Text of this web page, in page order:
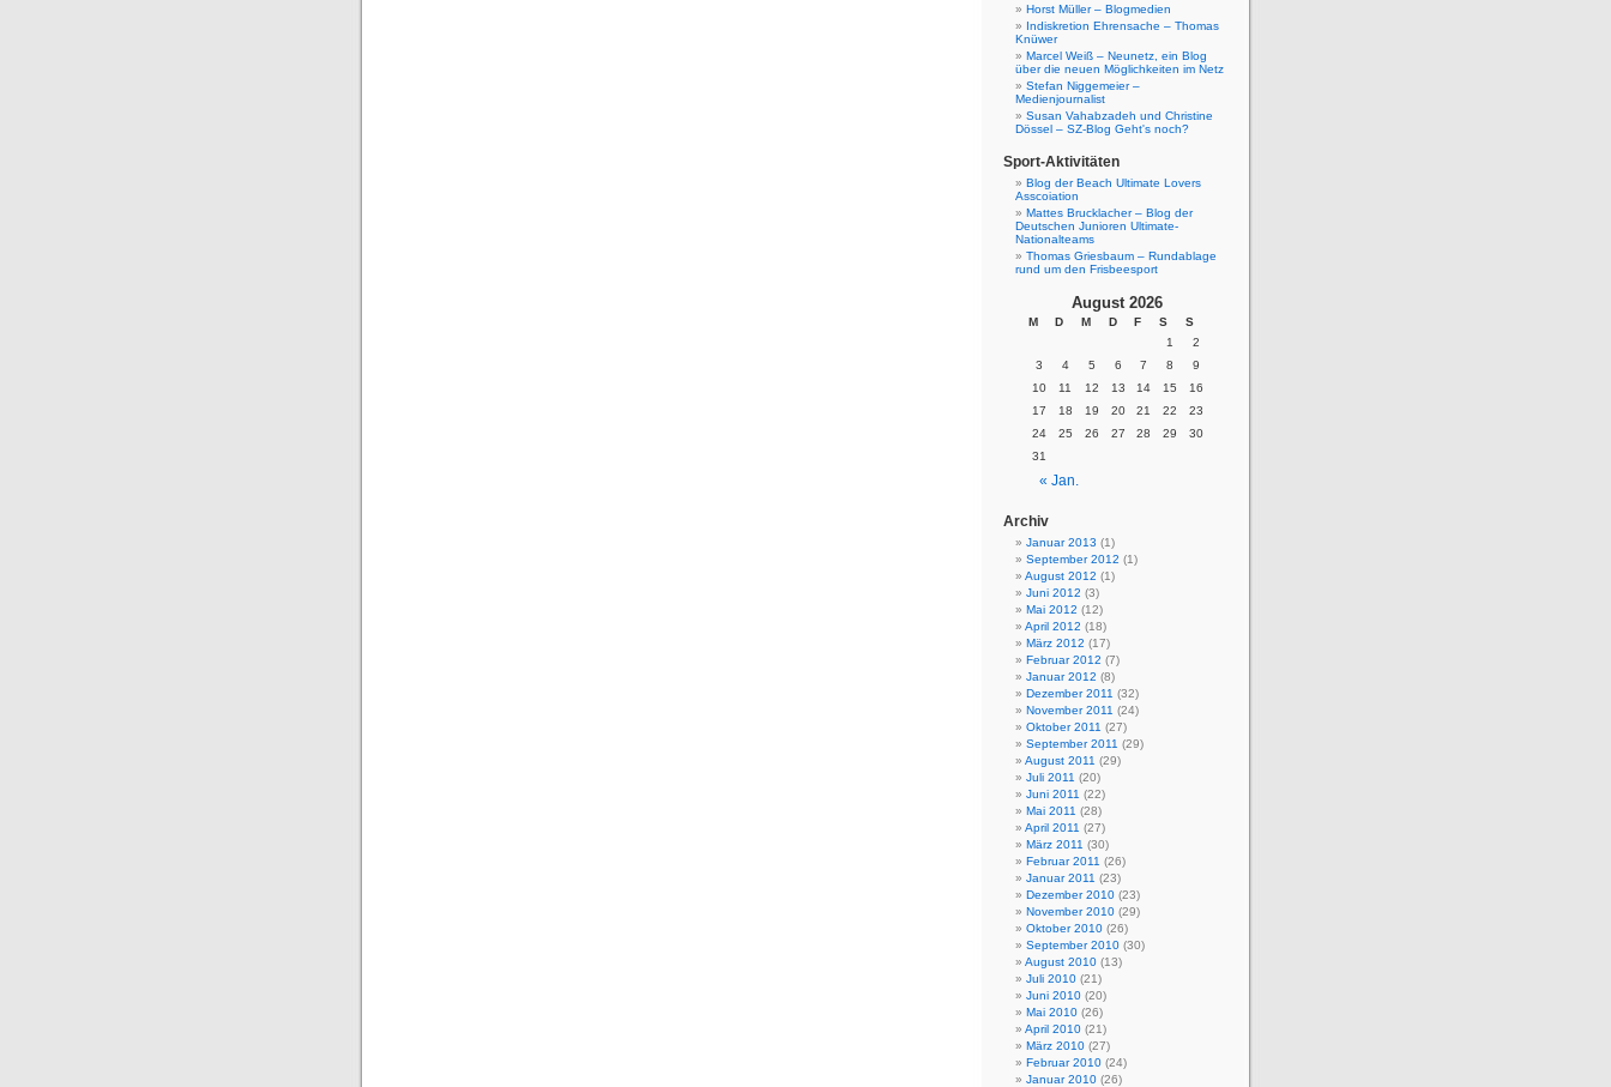
Horst Müller – Blogmedien
Indiskretion Ehrensache – Thomas
Knüwer
Marcel Weiß – Neunetz, ein Blog
über die neuen Möglichkeiten im Netz
Stefan Niggemeier –
Medienjournalist
Susan Vahabzadeh und Christine
Dössel – SZ-Blog Geht's noch?
Sport-Aktivitäten
Blog der Beach Ultimate Lovers
Asscoiation
Mattes Brucklacher – Blog der
Deutschen Junioren Ultimate-
Nationalteams
Thomas Griesbaum – Rundablage
rund um den Frisbeesport
August 2026
M D M D F S S
« Jan.
1
2
3
4 5 6 7 8
9
10
11 12 13 14 15
16
17
18 19 20 21 22
23
24
25 26 27 28 29
30
31
Archiv
Januar 2013 (1)
September 2012 (1)
August 2012 (1)
Juni 2012 (3)
Mai 2012 (12)
April 2012 (18)
März 2012 (17)
Februar 2012 (7)
Januar 2012 (8)
Dezember 2011 (32)
November 2011 (24)
Oktober 2011 (27)
September 2011 (29)
August 2011 (29)
Juli 2011 (20)
Juni 2011 (22)
Mai 2011 (28)
April 2011 (27)
März 2011 (30)
Februar 2011 (26)
Januar 2011 (23)
Dezember 2010 (23)
November 2010 (29)
Oktober 2010 (26)
September 2010 (30)
August 2010 (13)
Juli 2010 (21)
Juni 2010 (20)
Mai 2010 (26)
April 2010 (21)
März 2010 (27)
Februar 2010 (24)
Januar 2010 (26)